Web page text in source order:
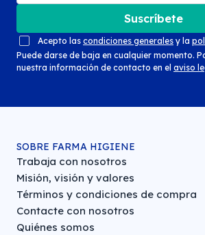
Suscríbete
Acepto las condiciones generales y la
Puede darse de baja en cualquier momento.
nuestra información de contacto en el aviso
SOBRE FARMA HIGIENE
Trabaja con nosotros
Misión, visión y valores
Términos y condiciones de compra
Contacte con nosotros
Quiénes somos